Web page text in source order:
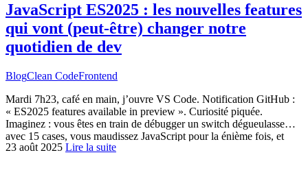
JavaScript ES2025 : les nouvelles features
qui vont (peut-être) changer notre
quotidien de dev
BlogClean CodeFrontend
Mardi 7h23, café en main, j’ouvre VS Code. Notification GitHub :
« ES2025 features available in preview ». Curiosité piquée.
Imaginez : vous êtes en train de débugger un switch dégueulasse
avec 15 cases, vous maudissez JavaScript pour la énième fois, et
là… ES2025 débarque avec du pattern matching natif. Coïncidence
23 août 2025 Lire la suite